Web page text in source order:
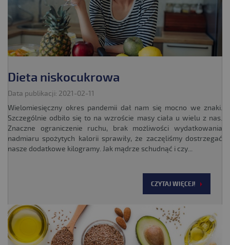
Dieta niskocukrowa
Data publikacji: 2021-02-11
Wielomiesięczny okres pandemii dał nam się mocno we znaki.
Szczególnie odbiło się to na wzroście masy ciała u wielu z nas.
Znaczne ograniczenie ruchu, brak możliwości wydatkowania
nadmiaru spożytych kalorii sprawiły, że zaczęliśmy dostrzegać
nasze dodatkowe kilogramy. Jak mądrze schudnąć i czy...
CZYTAJ WIĘCEJ!